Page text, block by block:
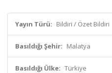
Yayın Türü: Bildiri / Özet Bildiri
Basıldığı Şehir: Malatya
Basıldığı Ülke: Türkiye